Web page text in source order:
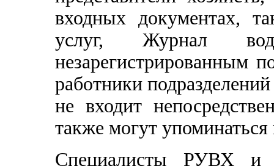
входных документах,
услуг, Журнал
незарегистрированным
работники
не входит
также могут
Специалисты РУВХ и